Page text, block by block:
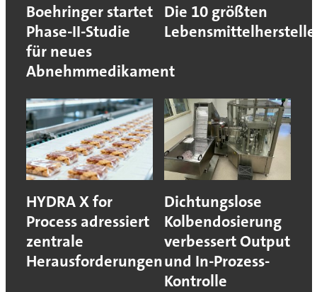
Boehringer startet
Phase-II-Studie
für neues
Abnehmmedikament
Die 10 größten
HYDRA X for
Process adressiert
zentrale
Herausforderungen
Dichtungslose
Kolbendosierung
verbessert Output
und In-Prozess-
Kontrolle